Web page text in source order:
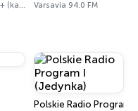
Bielsko-Biała DAB+ (kanał 5B, 176.640 MHz) Varsavia 94.0 FM
Polskie Radio Program